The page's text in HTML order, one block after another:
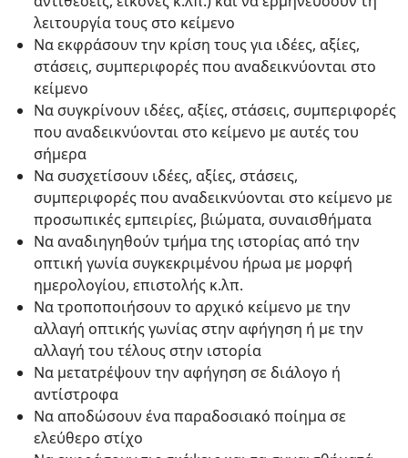
λειτουργία τους στο κείμενο
Να εκφράσουν την κρίση τους για ιδέες, αξίες,
στάσεις, συμπεριφορές που αναδεικνύονται στο
κείμενο
Να συγκρίνουν ιδέες, αξίες, στάσεις, συμπεριφορές
που αναδεικνύονται στο κείμενο με αυτές του
σήμερα
Να συσχετίσουν ιδέες, αξίες, στάσεις,
συμπεριφορές που αναδεικνύονται στο κείμενο με
προσωπικές εμπειρίες, βιώματα, συναισθήματα
Να αναδιηγηθούν τμήμα της ιστορίας από την
οπτική γωνία συγκεκριμένου ήρωα με μορφή
ημερολογίου, επιστολής κ.λπ.
Να τροποποιήσουν το αρχικό κείμενο με την
αλλαγή οπτικής γωνίας στην αφήγηση ή με την
αλλαγή του τέλους στην ιστορία
Να μετατρέψουν την αφήγηση σε διάλογο ή
αντίστροφα
Να αποδώσουν ένα παραδοσιακό ποίημα σε
ελεύθερο στίχο